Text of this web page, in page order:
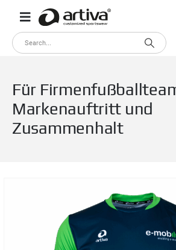
Für
Markenauftritt und
Zusammenhalt